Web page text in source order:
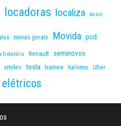
locadoras localiza locarx
minas gerais Movida pcd
Tributária Renault seminovos
smiles tesla trainee turismo Uber